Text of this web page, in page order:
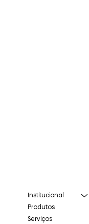
Institucional
Produtos
Serviços